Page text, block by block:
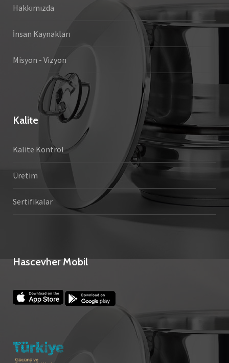
Hakkımızda
İnsan Kaynakları
Misyon - Vizyon
Kalite
Kalite Kontrol
Üretim
Sertifikalar
Hascevher Mobil